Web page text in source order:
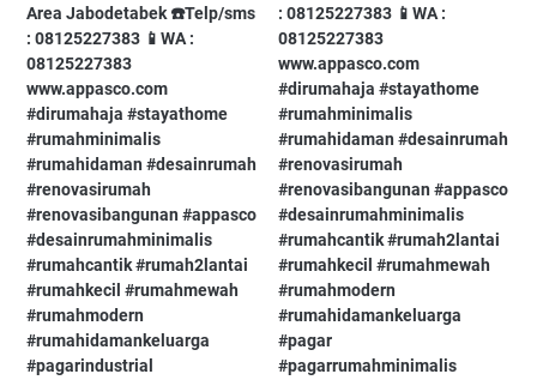
Area Jabodetabek⁠ ☎️Telp/sms
: 08125227383⁠ 📱WA :
08125227383⁠
www.appasco.com⁠ ⁠
#dirumahaja⁠ #stayathome⁠
#rumahminimalis⁠
#rumahidaman⁠ #desainrumah⁠
#renovasirumah⁠
#renovasibangunan⁠ #appasco⁠
#desainrumahminimalis⁠
#rumahcantik⁠ #rumah2lantai⁠
#rumahkecil⁠ #rumahmewah⁠
#rumahmodern⁠
#rumahidamankeluarga⁠
#pagarindustrial⁠
: 08125227383⁠ 📱WA :
08125227383⁠
www.appasco.com⁠ ⁠
#dirumahaja⁠ #stayathome⁠
#rumahminimalis⁠
#rumahidaman⁠ #desainrumah⁠
#renovasirumah⁠
#renovasibangunan⁠ #appasco⁠
#desainrumahminimalis⁠
#rumahcantik⁠ #rumah2lantai⁠
#rumahkecil⁠ #rumahmewah⁠
#rumahmodern⁠
#rumahidamankeluarga⁠
#pagar⁠
#pagarrumahminimalis⁠